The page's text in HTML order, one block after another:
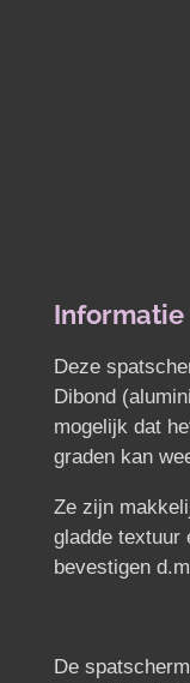
Informatie
Deze
Dibond
mogelijk dat
graden kan
Ze zijn
gladde textuur
bevestigen
De